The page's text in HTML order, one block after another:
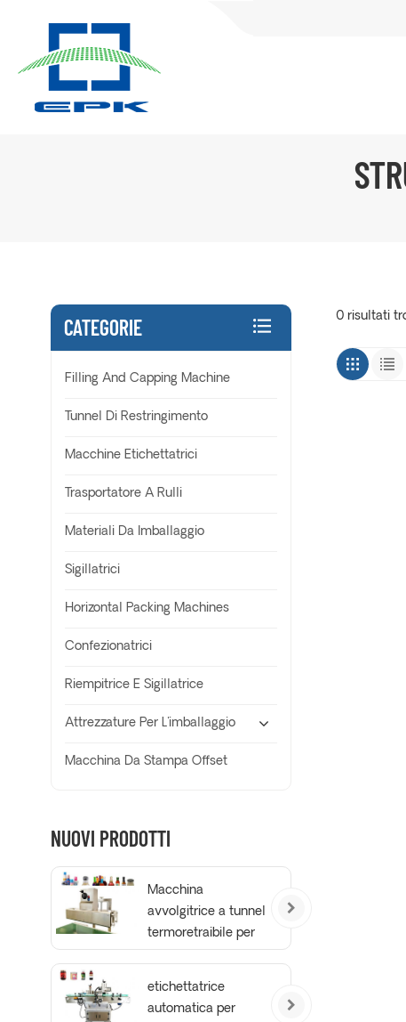
0 risultati
CATEGORIE
Filling And Capping Machine
Tunnel Di Restringimento
Macchine Etichettatrici
Trasportatore A Rulli
Materiali Da Imballaggio
Sigillatrici
Horizontal Packing Machines
Confezionatrici
Riempitrice E Sigillatrice
Attrezzature Per L'imballaggio
Macchina Da Stampa Offset
NUOVI PRODOTTI
Macchina
avvolgitrice a tunnel
termoretraibile per
etichettatrice
automatica per